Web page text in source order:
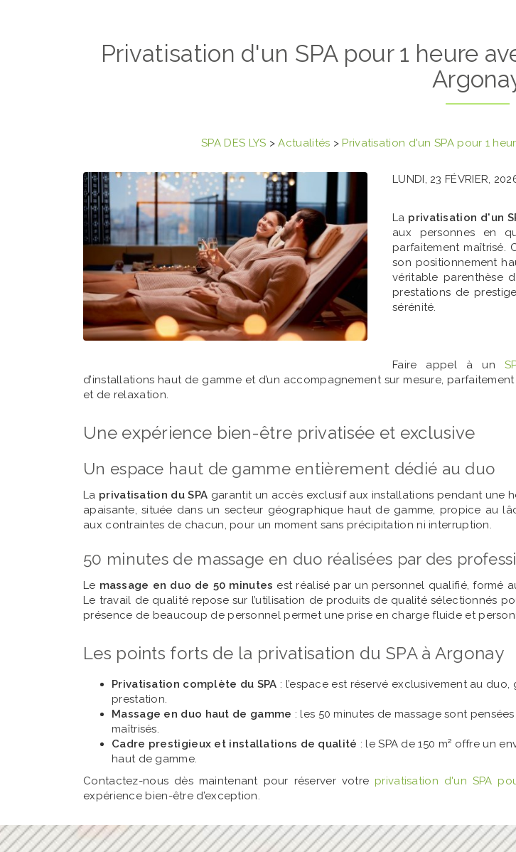
Privatisation d'un SPA pour 1 heure
SPA DES LYS >Actualités > Privatisation d'un SPA pour 1
LUNDI, 23 FÉVRIER,
La privatisation d'un
aux personnes en
parfaitement
son positionnement
véritable parenthèse
prestations de
sérénité.
Faire appel à un
d’installations haut de gamme et d’un accompagnement sur mesure,
et de relaxation.
Une expérience bien-être privatisée et exclusive
Un espace haut de gamme entièrement dédié au duo
La privatisation du SPA garantit un accès exclusif aux installations pendant une
apaisante, située dans un secteur géographique haut de gamme, propice au
aux contraintes de chacun, pour un moment sans précipitation ni interruption.
50 minutes de massage en duo réalisées par des
Le massage en duo de 50 minutes est réalisé par un personnel qualifié, formé
Le travail de qualité repose sur l’utilisation de produits de qualité sélectionnés
présence de beaucoup de personnel permet une prise en charge fluide et
Les points forts de la privatisation du SPA à Argonay
Privatisation complète du SPA : l’espace est réservé exclusivement au
prestation.
Massage en duo haut de gamme : les 50 minutes de massage sont
maîtrisés.
Cadre prestigieux et installations de qualité : le SPA de 150 m² offre un
haut de gamme.
Contactez-nous dès maintenant pour réserver votre privatisation d'un SPA
expérience bien-être d’exception.